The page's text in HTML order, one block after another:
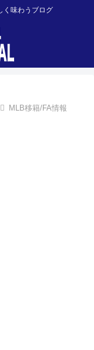
く味わうブログ
MLB移籍/FA情報